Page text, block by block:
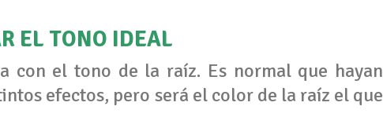
EL TONO IDEAL
el tono de la raíz. Es normal que hayan
efectos, pero será el color de la raíz el que